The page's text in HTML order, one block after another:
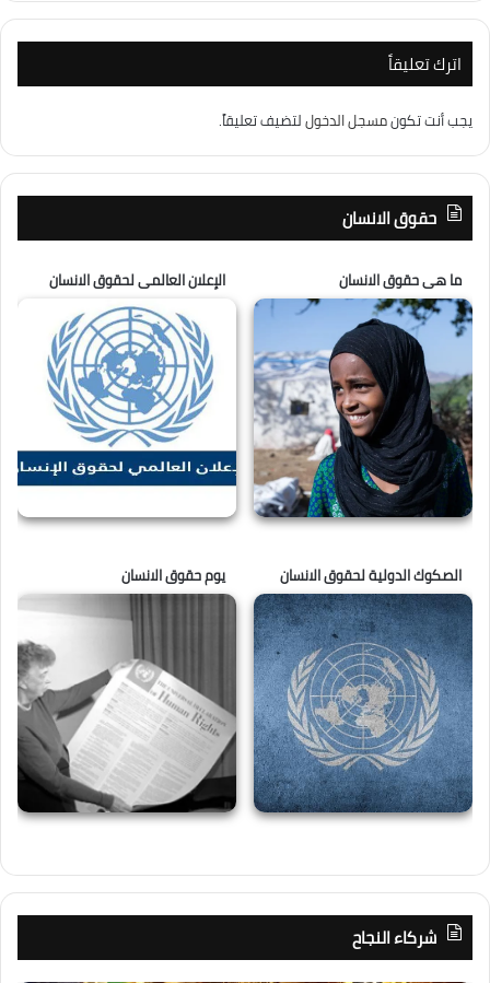
اترك تعليقاً
يجب أنت تكونمسجل الدخوللتضيف تعليقاً.
حقوق الانسان
ما هى حقوق الانسان الإعلان العالمى لحقوق الانسان
الصكوك الدولية لحقوق الانسان يوم حقوق الانسان
شركاء النجاح